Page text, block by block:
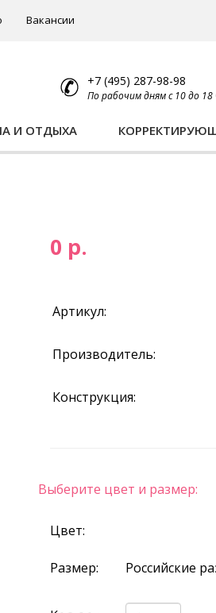
Вакансии
+7 (495) 287-98-98
По рабочим дням с 10 до 18
И ОТДЫХА
0 р.
Артикул:
Производитель:
Конструкция:
Выберите цвет и размер:
Цвет:
Размер: Российские